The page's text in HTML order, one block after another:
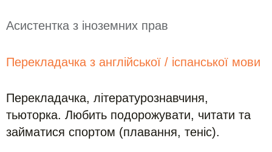
Асистентка з іноземних прав
Перекладачка з англійської / іспанської мови
Перекладачка, літературознавчиня,
тьюторка. Любить подорожувати, читати та
займатися спортом (плавання, теніс).